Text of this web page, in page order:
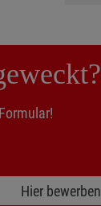
Hier bewerben